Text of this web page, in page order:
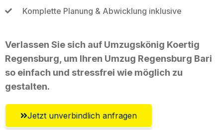
Komplette Planung & Abwicklung inklusive
Verlassen Sie sich auf Umzugskönig Koertig
Regensburg, um Ihren Umzug Regensburg Bari
so einfach und stressfrei wie möglich zu
gestalten.
Jetzt unverbindlich anfragen